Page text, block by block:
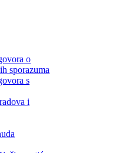
o
sporazuma
s
i